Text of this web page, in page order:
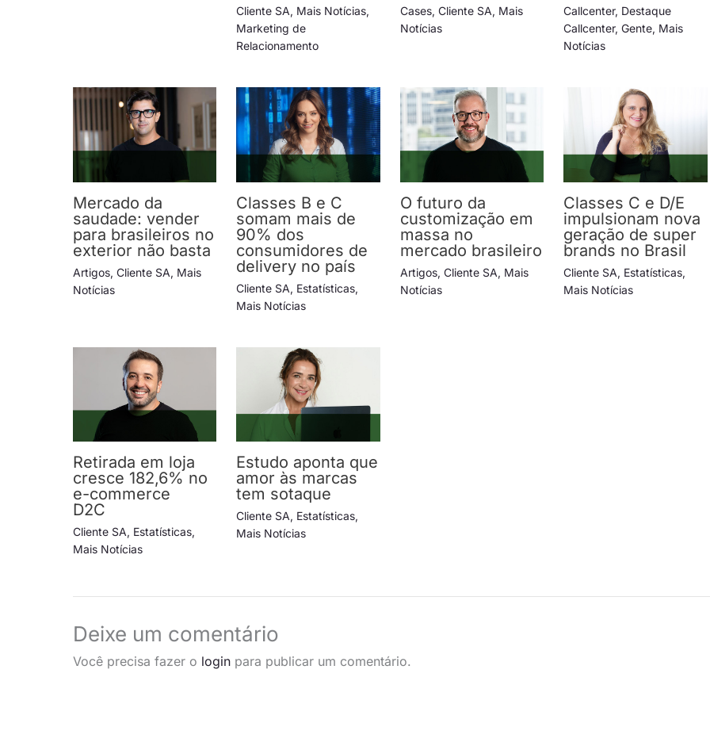
Cliente SA, Mais Notícias,
Marketing de
Relacionamento
Cases, Cliente SA, Mais
Notícias
Callcenter, Destaque
Callcenter,Gente, Mais
Notícias
Mercado da
saudade: vender
para brasileiros no
exterior não basta
Artigos, Cliente SA, Mais
Notícias
Classes B e C
somam mais de
90% dos
consumidores de
delivery no país
Cliente SA, Estatísticas,
Mais Notícias
O futuro da
customização em
massa no
mercado brasileiro
Artigos, Cliente SA, Mais
Notícias
Classes C e D/E
impulsionam nova
geração de super
brands no Brasil
Cliente SA, Estatísticas,
Mais Notícias
Retirada em loja
cresce 182,6% no
e-commerce
D2C
Cliente SA, Estatísticas,
Mais Notícias
Estudo aponta que
amor às marcas
tem sotaque
Cliente SA, Estatísticas,
Mais Notícias
Deixe um comentário
Você precisa fazer o login para publicar um comentário.